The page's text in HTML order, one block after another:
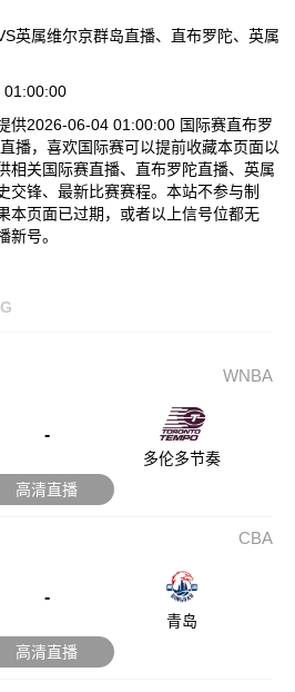
英属维尔京群岛直播、直布罗陀、英属
01:00:00
供2026-06-04 01:00:00 国际赛直布罗
播，喜欢国际赛可以提前收藏本页面以
相关国际赛直播、直布罗陀直播、英属
交锋、最新比赛赛程。本站不参与制
本页面已过期，或者以上信号位都无
新号。
WNBA
-
多伦多节奏
高清直播
CBA
-
青岛
高清直播